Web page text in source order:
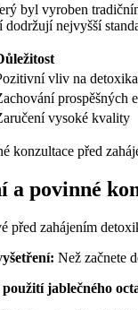
byl vyroben
nejvyšší
vliv na
prospěšných
vysoké kvality
povinné
před zahájením
Než začnete
jablečného